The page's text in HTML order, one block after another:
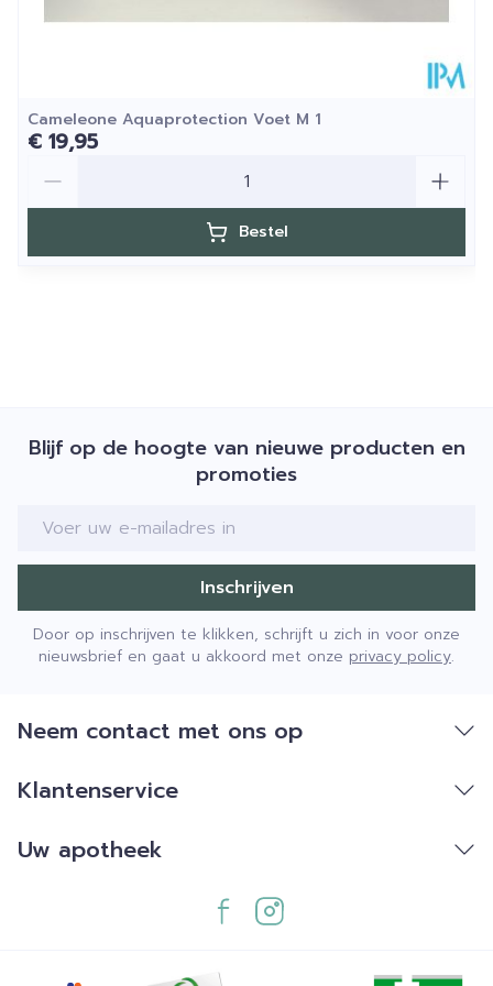
Cameleone Aquaprotection Voet M 1
€ 19,95
Bestel
Blijf op de hoogte van nieuwe producten en
promoties
E-mail adres
Inschrijven
Door op inschrijven te klikken, schrijft u zich in voor onze
nieuwsbrief en gaat u akkoord met onze privacy policy.
Neem contact met ons op
Klantenservice
Uw apotheek